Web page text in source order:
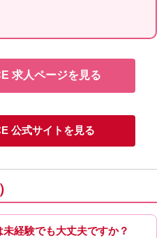
求人ページを見る
公式サイトを見る
経験でも大丈夫ですか？